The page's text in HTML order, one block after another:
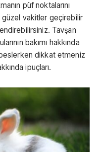
püf noktalarını
vakitler geçirebilir
Tavşan
bakımı hakkında
dikkat etmeniz
ipuçları.